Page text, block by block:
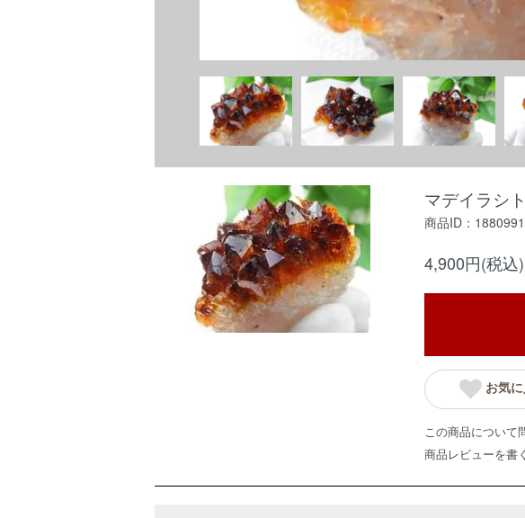
マデイラシ
商品ID：
4,900円(税込)
お気に
この商品について
商品レビューを書く